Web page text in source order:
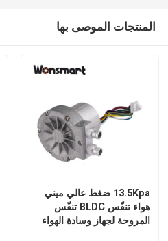
المنتجات الموصى بها
13.5Kpa ضغط عالي ميني
هواء تنفّس BLDC تنفّس
المروحة لجهاز وسادة الهواء